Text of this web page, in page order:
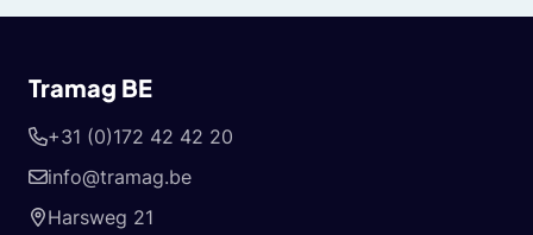
Tramag BE
+31 (0)172 42 42 20
info@tramag.be
Harsweg 21